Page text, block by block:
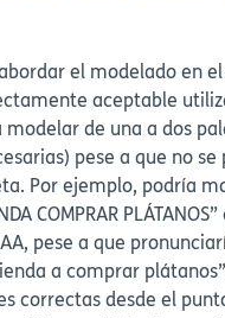
el modelado en
aceptable
de una a dos
pese a que no se
Por ejemplo, podría
COMPRAR
pese a que
a comprar
correctas desde el